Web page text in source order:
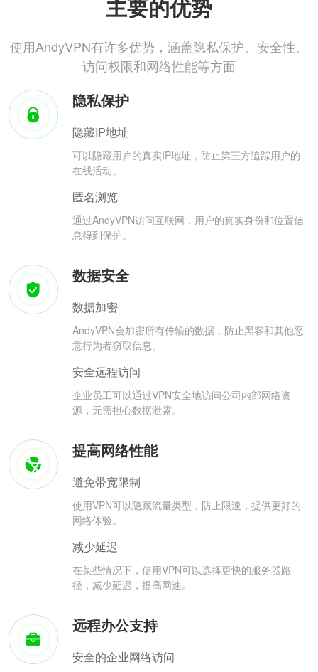
主要的优势
使用AndyVPN有许多优势，涵盖隐私保护、安全性、
访问权限和网络性能等方面
隐私保护
隐藏IP地址
可以隐藏用户的真实IP地址，防止第三方追踪用户的
在线活动。
匿名浏览
通过AndyVPN访问互联网，用户的真实身份和位置信
息得到保护。
数据安全
数据加密
AndyVPN会加密所有传输的数据，防止黑客和其他恶
意行为者窃取信息。
安全远程访问
企业员工可以通过VPN安全地访问公司内部网络资
源，无需担心数据泄露。
提高网络性能
避免带宽限制
使用VPN可以隐藏流量类型，防止限速，提供更好的
网络体验。
减少延迟
在某些情况下，使用VPN可以选择更快的服务器路
径，减少延迟，提高网速。
远程办公支持
安全的企业网络访问